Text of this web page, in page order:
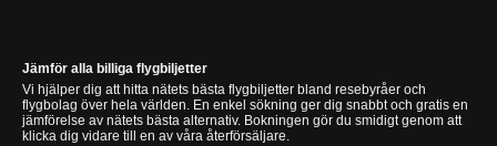
Jämför alla billiga flygbiljetter
Vi hjälper dig att hitta nätets bästa flygbiljetter bland resebyråer och
flygbolag över hela världen. En enkel sökning ger dig snabbt och gratis en
jämförelse av nätets bästa alternativ. Bokningen gör du smidigt genom att
klicka dig vidare till en av våra återförsäljare.